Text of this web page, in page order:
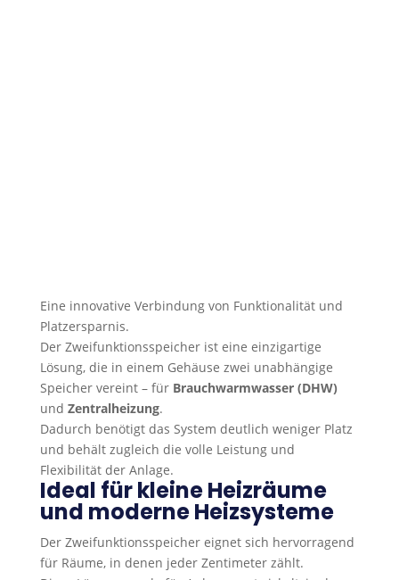
Eine innovative Verbindung von Funktionalität und
Platzersparnis.
Der Zweifunktionsspeicher ist eine einzigartige
Lösung, die in einem Gehäuse zwei unabhängige
Speicher vereint – für Brauchwarmwasser (DHW)
und Zentralheizung.
Dadurch benötigt das System deutlich weniger Platz
und behält zugleich die volle Leistung und
Flexibilität der Anlage.
Ideal für kleine Heizräume
und moderne Heizsysteme
Der Zweifunktionsspeicher eignet sich hervorragend
für Räume, in denen jeder Zentimeter zählt.